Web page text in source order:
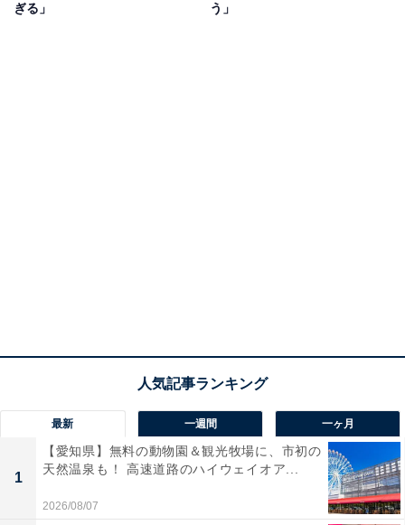
ぎる」
う」
最新 一週間 一ヶ月
1
【愛知県】無料の動物園＆観光牧場に、市初の
天然温泉も！ 高速道路のハイウェイオア...
2026/08/07